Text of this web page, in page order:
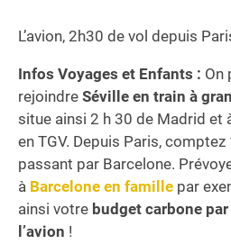
L’avion, 2h30 de vol depuis
Infos Voyages et Enfants : On
rejoindre Séville en train à
situe ainsi 2 h 30 de Madrid et
en TGV. Depuis Paris,
passant par Barcelone.
à Barcelone en famille par
ainsi votre budget carbone
l’avion !